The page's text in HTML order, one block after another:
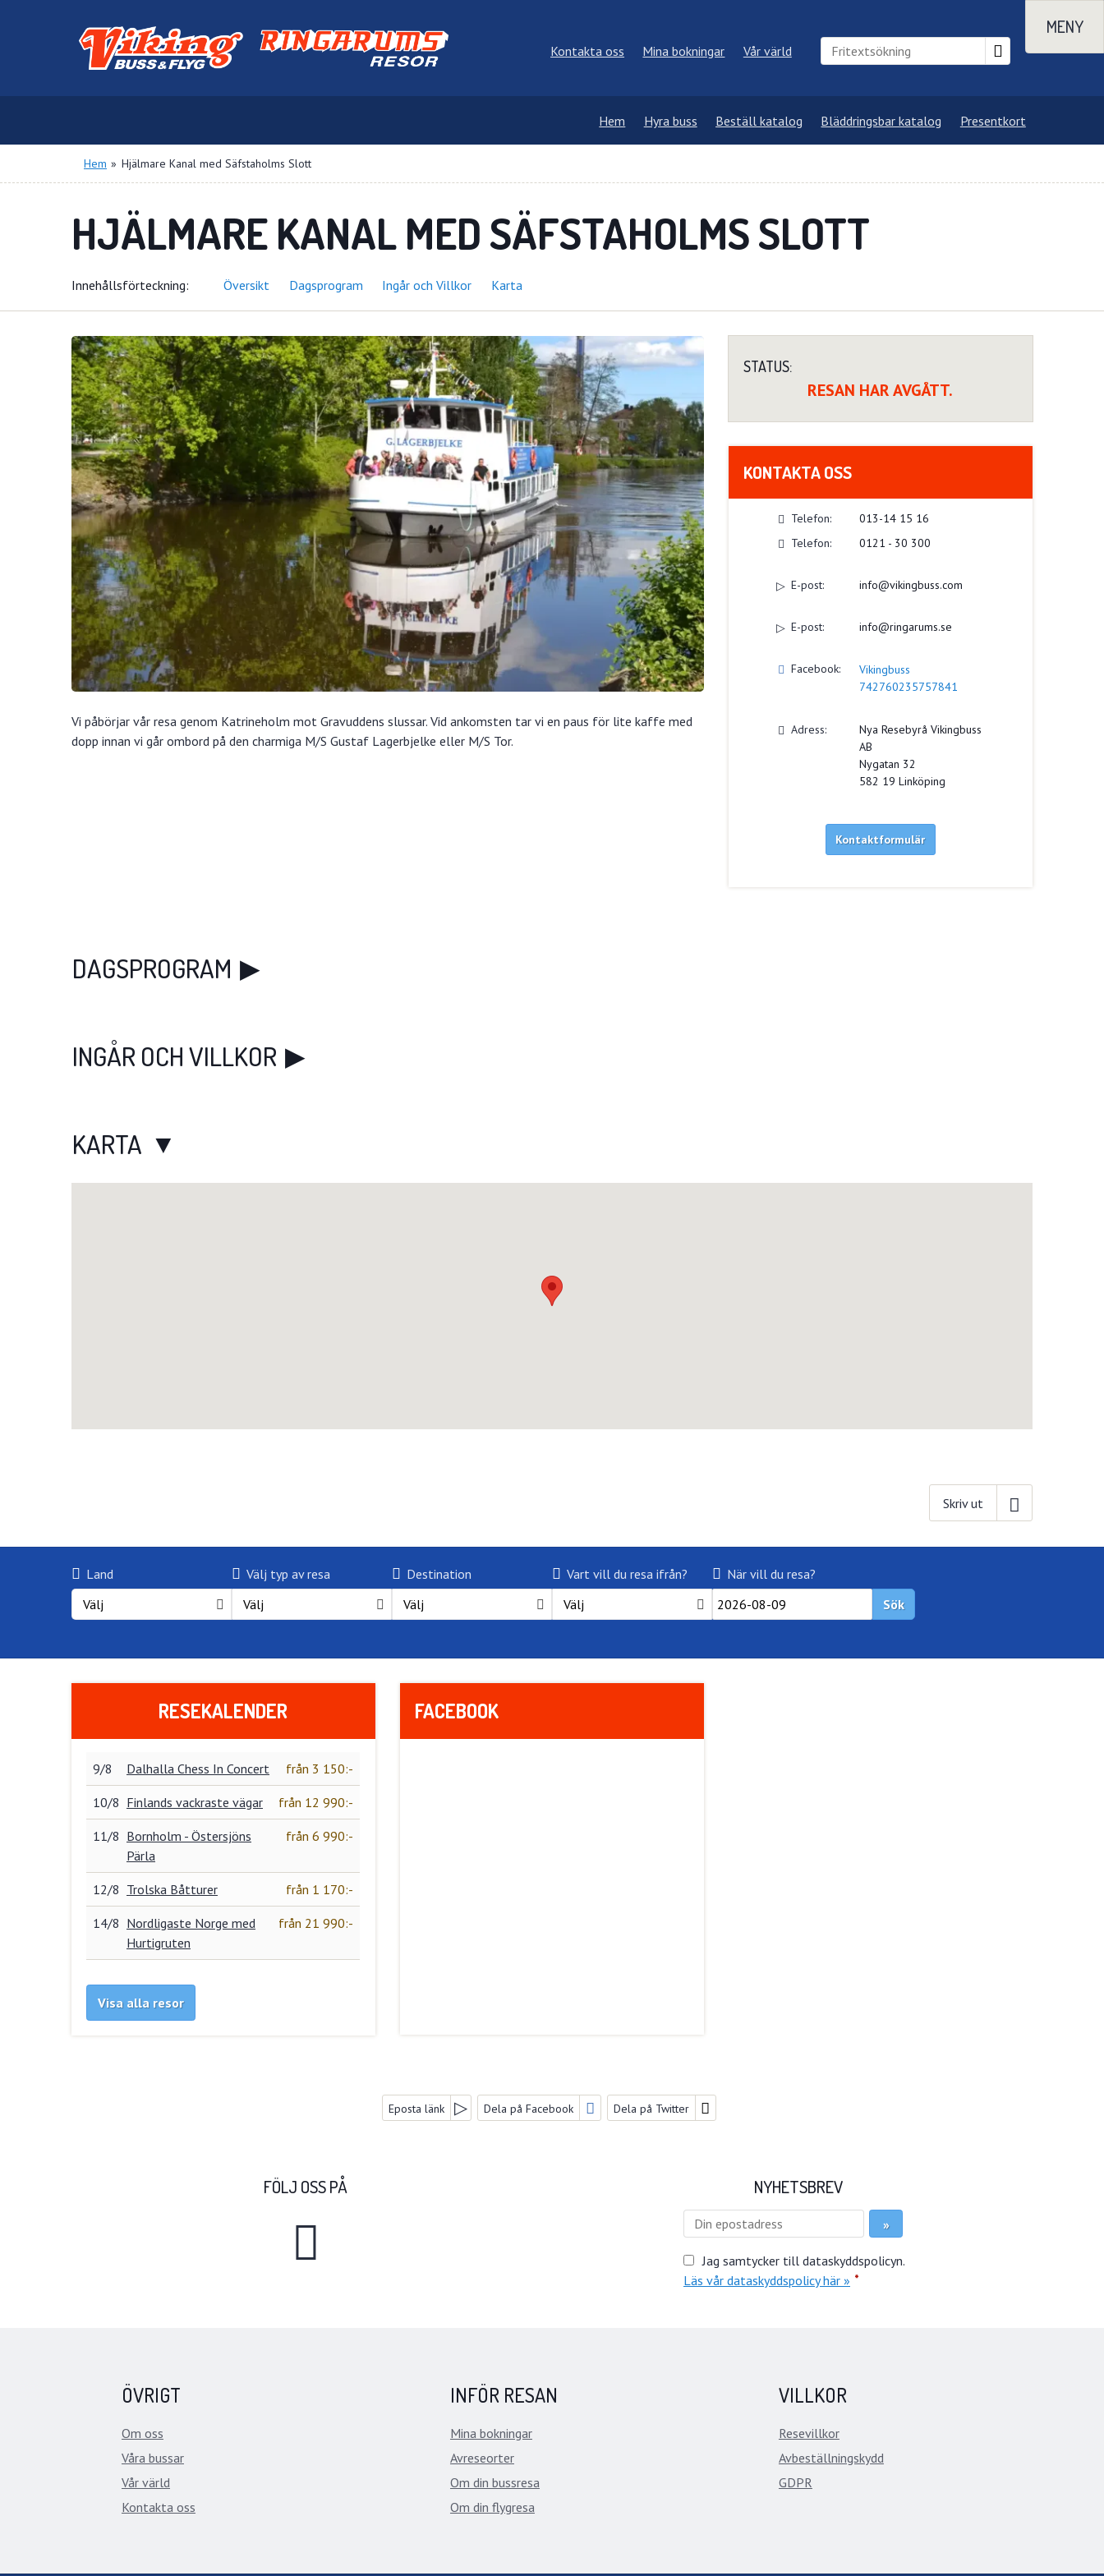
Kontakta oss Mina bokningar Vår värld
MENY
Hem Hyra buss Beställ katalog Bläddringsbar katalog Presentkort
Hem » Hjälmare Kanal med Säfstaholms Slott
HJÄLMARE KANAL MED SÄFSTAHOLMS SLOTT
Innehållsförteckning Översikt Dagsprogram Ingår och Villkor Karta
Vi påbörjar vår resa genom Katrineholm mot Gravuddens slussar. Vid ankomsten tar vi en paus för lite kaffe med
dopp innan vi går ombord på den charmiga M/S Gustaf Lagerbjelke eller M/S Tor.
STATUS:
RESAN HAR AVGÅTT.
KONTAKTA OSS
Telefon:
013-14 15 16
Telefon:
0121 - 30 300
E-post: info@vikingbuss.com
E-post: info@ringarums.se
Facebook:
Vikingbuss
742760235757841
Adress:
Nya Resebyrå Vikingbuss
AB
Nygatan 32
582 19 Linköping
Kontaktformulär
DAGSPROGRAM
INGÅR OCH VILLKOR
KARTA
Skriv ut
Land
Välj
Välj typ av resa
Välj
Destination
Välj
Vart vill du resa ifrån?
Välj
När vill du resa?
Sök
RESEKALENDER
9/8 Dalhalla Chess In Concert från 3 150:-
10/8 Finlands vackraste vägar från 12 990:-
11/8 Bornholm - Östersjöns
Pärla
från 6 990:-
12/8 Trolska Båtturer från 1 170:-
14/8 Nordligaste Norge med
Hurtigruten
från 21 990:-
Visa alla resor
FACEBOOK
Eposta länk Dela på Facebook Dela på Twitter
FÖLJ OSS PÅ NYHETSBREV
Jag samtycker till dataskyddspolicyn.
Läs vår dataskyddspolicy här » *
ÖVRIGT
Om oss
Våra bussar
Vår värld
Kontakta oss
INFÖR RESAN
Mina bokningar
Avreseorter
Om din bussresa
Om din flygresa
VILLKOR
Resevillkor
Avbeställningskydd
GDPR